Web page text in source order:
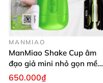
MANMIAO
ManMiao Shake Cup âm
đạo giả mini nhỏ gọn mềm
mịn
650.000₫